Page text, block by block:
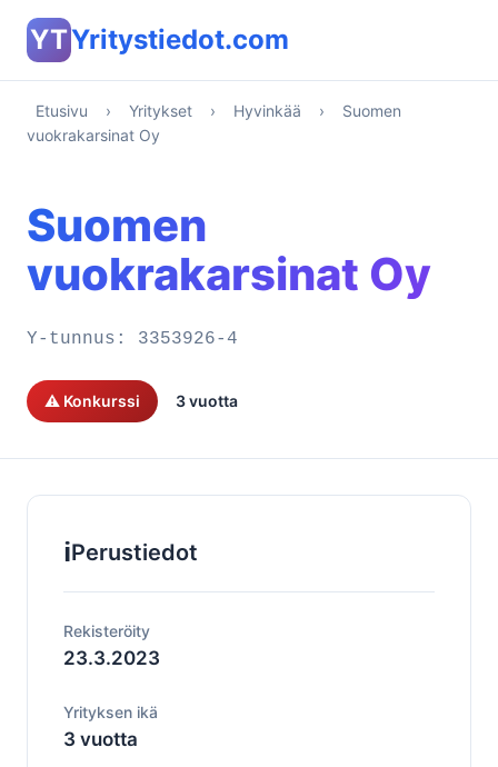
YTYritystiedot.com
Etusivu › Yritykset › Hyvinkää ›
Suomen
vuokrakarsinat Oy
Suomen
vuokrakarsinat Oy
Y-tunnus: 3353926-4
⚠️ Konkurssi 3 vuotta
ℹ️Perustiedot
Rekisteröity
23.3.2023
Yrityksen ikä
3 vuotta